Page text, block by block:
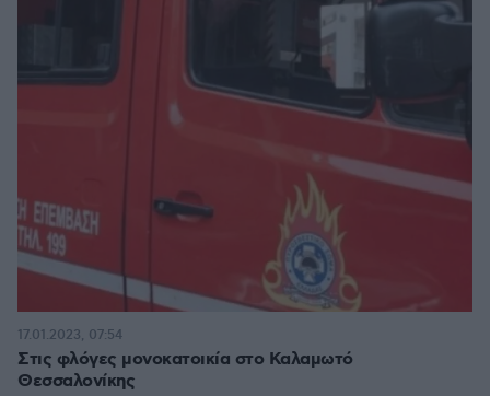
Στις φλόγες μονοκατοικία στο Καλαμωτό
Θεσσαλονίκης
17.01.2023, 07:54